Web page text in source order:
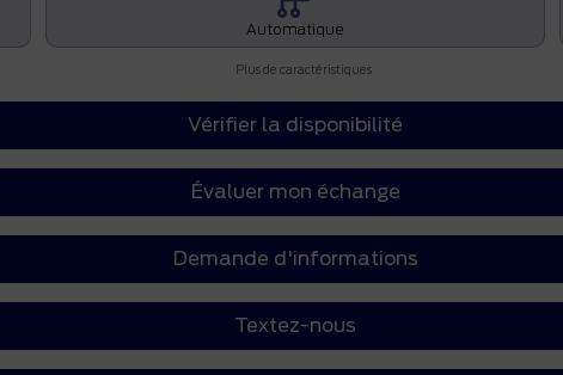
Automatique
Plus de caractéristiques
Vérifier la disponibilité
Évaluer mon échange
Demande d'informations
Textez-nous